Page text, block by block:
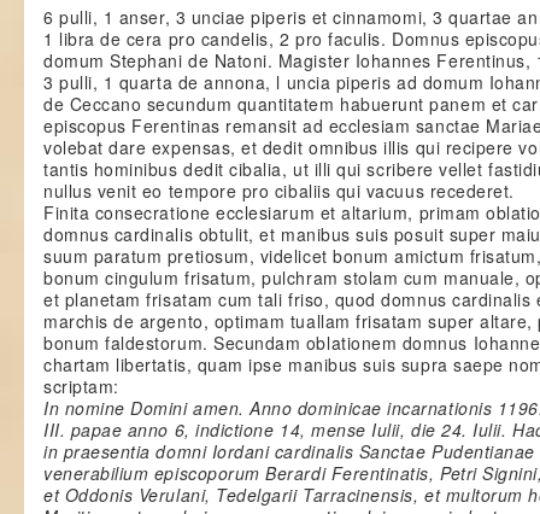
6 pulli, 1 anser, 3 unciae piperis et cinnamomi, 3 quartae
1 libra de cera pro candelis, 2 pro faculis. Domnus
domum Stephani de Natoni. Magister Iohannes
3 pulli, 1 quarta de annona, l uncia piperis ad domum
de Ceccano secundum quantitatem habuerunt panem et
episcopus Ferentinas remansit ad ecclesiam sanctae
volebat dare expensas, et dedit omnibus illis qui recipere
tantis hominibus dedit cibalia, ut illi qui scribere vellet
nullus venit eo tempore pro cibaliis qui vacuus recederet.
Finita consecratione ecclesiarum et altarium, primam
domnus cardinalis obtulit, et manibus suis posuit super
suum paratum pretiosum, videlicet bonum amictum
bonum cingulum frisatum, pulchram stolam cum manuale,
et planetam frisatam cum tali friso, quod domnus
marchis de argento, optimam tuallam frisatam super
bonum faldestorum. Secundam oblationem domnus
chartam libertatis, quam ipse manibus suis supra saepe
scriptam:
In nomine Domini amen. Anno dominicae incarnationis
III. papae anno 6, indictione 14, mense Iulii, die 24. Iulii.
in praesentia domni Iordani cardinalis Sanctae
venerabilium episcoporum Berardi Ferentinatis, Petri
et Oddonis Verulani, Tedelgarii Tarracinensis, et multorum